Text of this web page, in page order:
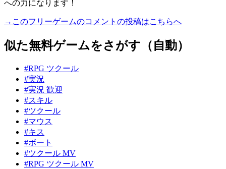
への力になります！
→このフリーゲームのコメントの投稿はこちらへ
似た無料ゲームをさがす（自動）
#RPG ツクール
#実況
#実況 歓迎
#スキル
#ツクール
#マウス
#キス
#ボート
#ツクール MV
#RPG ツクール MV